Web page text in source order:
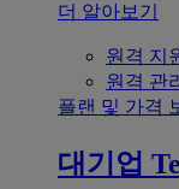
더 알아보기
원격 지
원격 관
플랜 및 가격
대기업